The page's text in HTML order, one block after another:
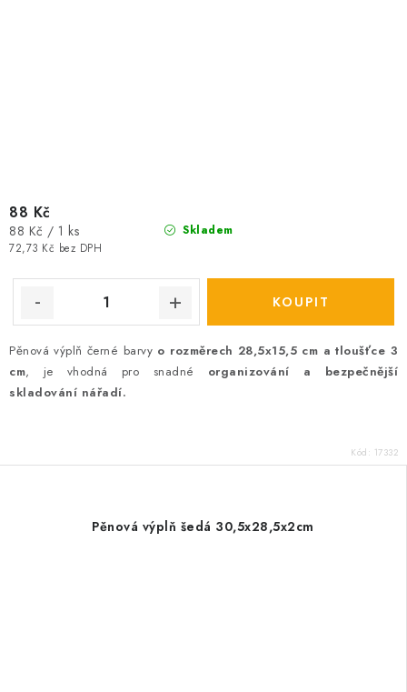
Skladem
72,73 Kč bez DPH
88 Kč
Měrná
cena:
88 Kč / 1 ks
Pěnová výplň černé barvy o rozměrech 28,5x15,5 cm a tloušťce 3
cm, je vhodná pro snadné organizování a bezpečnější
skladování nářadí.
Kód: 17332
Pěnová výplň šedá 30,5x28,5x2cm